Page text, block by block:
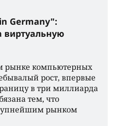
Germany":
виртуальную
рынке компьютерных
рост, впервые
в три миллиарда
тем, что
рынком